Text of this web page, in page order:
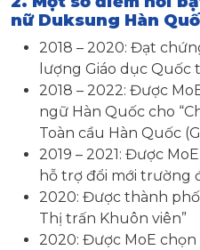
nữ Duksung Hàn
2018 – 2020: Đạt
lượng Giáo dục Quốc
2018 – 2022: Được
ngữ Hàn Quốc cho
Toàn cầu Hàn Quốc
2019 – 2021: Được
hỗ trợ đổi mới trường
2020: Được thành
Thị trấn Khuôn viên”
2020: Được MoE